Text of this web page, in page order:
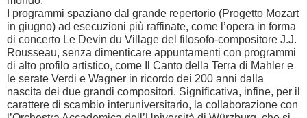
I programmi spaziano dal grande repertorio (Progetto Mozart
in giugno) ad esecuzioni più raffinate, come l’opera in forma
di concerto Le Devin du Village del filosofo-compositore J.J.
Rousseau, senza dimenticare appuntamenti con programmi
di alto profilo artistico, come Il Canto della Terra di Mahler e
le serate Verdi e Wagner in ricordo dei 200 anni dalla
nascita dei due grandi compositori. Significativa, infine, per il
carattere di scambio interuniversitario, la collaborazione con